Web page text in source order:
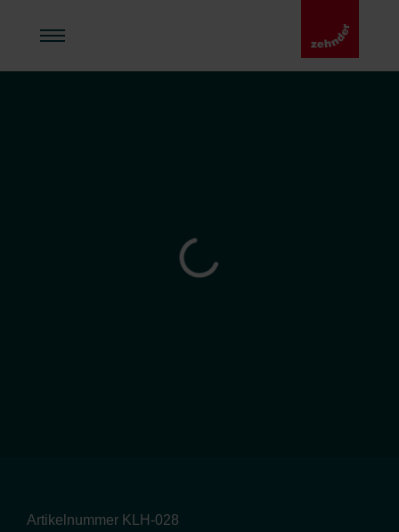
Artikelnummer KLH-028